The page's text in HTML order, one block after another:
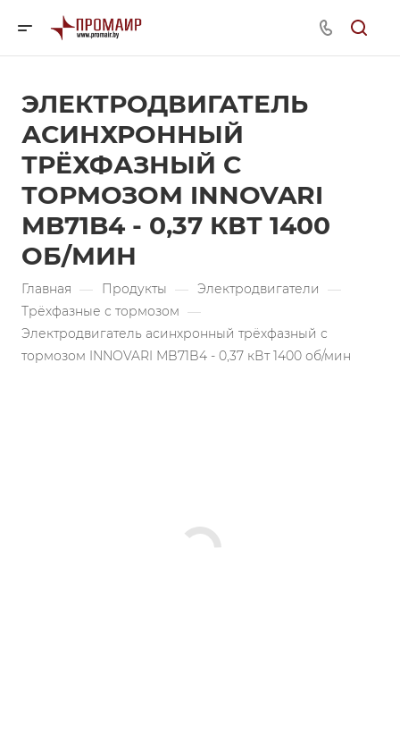
ЭЛЕКТРОДВИГАТЕЛЬ
АСИНХРОННЫЙ
ТРЁХФАЗНЫЙ С
ТОРМОЗОМ INNOVARI
MB71B4 - 0,37 КВТ 1400
ОБ/МИН
Главная — Продукты — Электродвигатели —
Трёхфазные с тормозом —
Электродвигатель асинхронный трёхфазный с
тормозом INNOVARI MB71B4 - 0,37 кВт 1400 об/мин